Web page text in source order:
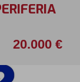
20.000 €